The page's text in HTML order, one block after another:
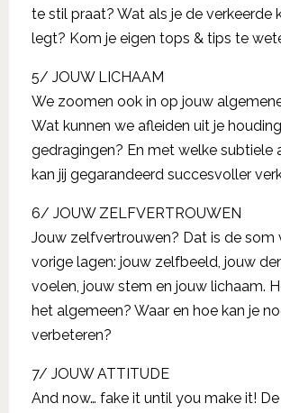
te stil praat? Wat als je de verkeerde
legt? Kom je eigen tops & tips te
5/ JOUW LICHAAM
We zoomen ook in op jouw
Wat kunnen we afleiden uit je
gedragingen? En met welke subtiele
kan jij gegarandeerd succesvoller
6/ JOUW ZELFVERTROUWEN
Jouw zelfvertrouwen? Dat is de som
vorige lagen: jouw zelfbeeld, jouw
voelen, jouw stem en jouw lichaam.
het algemeen? Waar en hoe kan je
verbeteren?
7/ JOUW ATTITUDE
And now… fake it until you make it!